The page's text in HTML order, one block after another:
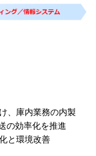
、庫内業務の内製
の効率化を推進
と環境改善